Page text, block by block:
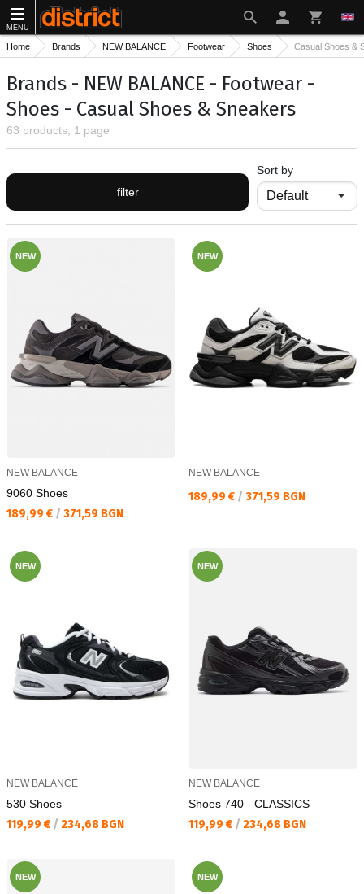
MENU
Home Brands NEW BALANCE Footwear Shoes Casual Shoes &
Brands - NEW BALANCE - Footwear -
Shoes - Casual Shoes & Sneakers
63 products, 1 page
filter
Sort by
NEW
NEW BALANCE
9060 Shoes
Текуща цена:
189,99 € / 371,59 BGN
NEW
NEW BALANCE
Текуща цена:
189,99 € / 371,59 BGN
NEW
NEW BALANCE
530 Shoes
Текуща цена:
119,99 € / 234,68 BGN
NEW
NEW BALANCE
Shoes 740 - CLASSICS
Текуща цена:
119,99 € / 234,68 BGN
NEW NEW